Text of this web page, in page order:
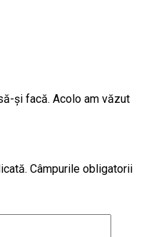
și facă. Acolo am văzut
Câmpurile obligatorii